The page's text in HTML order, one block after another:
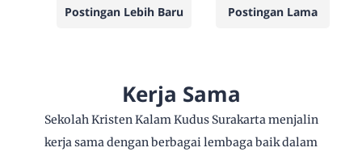
Postingan Lebih Baru Postingan Lama
Kerja Sama
Sekolah Kristen Kalam Kudus Surakarta menjalin
kerja sama dengan berbagai lembaga baik dalam